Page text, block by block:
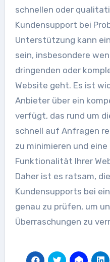
schnellen oder
Kundensupport bei
Unterstützung kann
sein, insbesondere
dringenden oder
Website geht. Es ist
Anbieter über ein
verfügt, das rund um
schnell auf Anfragen
zu minimieren und
Funktionalität Ihrer
Daher ist es ratsam,
Kundensupports bei
genau zu prüfen, um
Überraschungen zu